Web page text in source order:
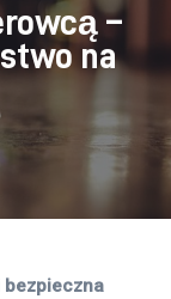
–
na
bezpieczna